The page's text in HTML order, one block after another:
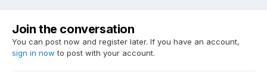
Join the conversation
You can post now and register later. If you have an account,
sign in now to post with your account.